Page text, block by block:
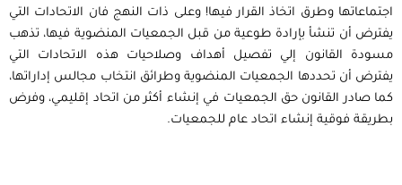
اجتماعاتها وطرق اتخاذ القرار فيها! وعلى ذات النهج فان الاتحادات التي
يفترض أن تنشأ بإرادة طوعية من قبل الجمعيات المنضوية فيها، تذهب
مسودة القانون إلي تفصيل أهداف وصلاحيات هذه الاتحادات التي
يفترض أن تحددها الجمعيات المنضوية وطرائق انتخاب مجالس إداراتها،
كما صادر القانون حق الجمعيات في إنشاء أكثر من اتحاد إقليمي، وفرض
بطريقة فوقية إنشاء اتحاد عام للجمعيات.